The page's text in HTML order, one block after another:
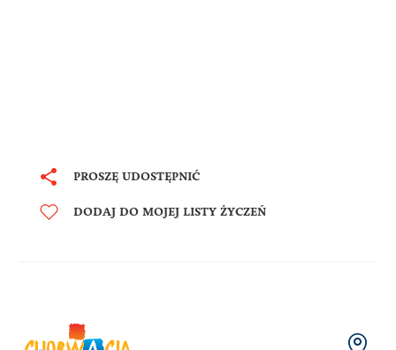
PROSZĘ UDOSTĘPNIĆ
DODAJ DO MOJEJ LISTY ŻYCZEŃ